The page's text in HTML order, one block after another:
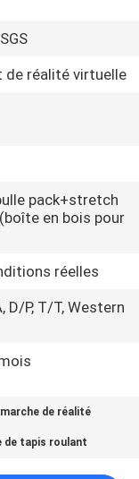
de réalité virtuelle
pack+stretch
en bois pour
réelles
D/P, T/T, Western
de réalité
de tapis roulant